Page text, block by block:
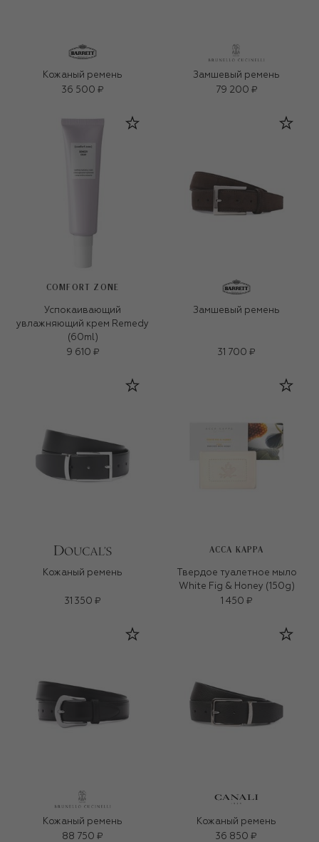
Кожаный ремень
36 500 ₽
Замшевый ремень
79 200 ₽
COMFORT ZONE
Успокаивающий
увлажняющий крем Remedy
(60ml)
9 610 ₽
Замшевый ремень
31 700 ₽
Кожаный ремень
31 350 ₽
ACCA KAPPA
Твердое туалетное мыло
White Fig & Honey (150g)
1 450 ₽
Кожаный ремень
88 750 ₽
Кожаный ремень
36 850 ₽